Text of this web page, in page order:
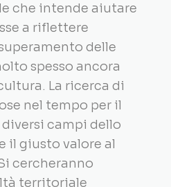
che intende aiutare
a riflettere
delle
spesso ancora
La ricerca di
nel tempo per il
campi dello
il giusto valore al
cercheranno
territoriale